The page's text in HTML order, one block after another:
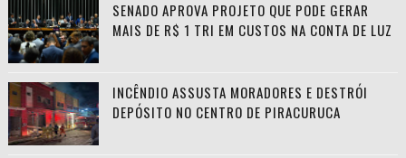
SENADO APROVA PROJETO QUE PODE GERAR
MAIS DE R$ 1 TRI EM CUSTOS NA CONTA DE LUZ
INCÊNDIO ASSUSTA MORADORES E DESTRÓI
DEPÓSITO NO CENTRO DE PIRACURUCA